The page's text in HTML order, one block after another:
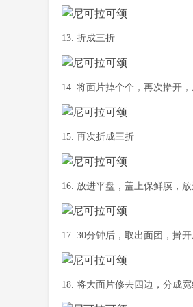
13. 折成三折
14. 将面片掉个个，再次擀开
15. 再次折成三折
16. 放进平盘，盖上保鲜膜，
17. 30分钟后，取出面团，擀
18. 将大面片修去四边，分成